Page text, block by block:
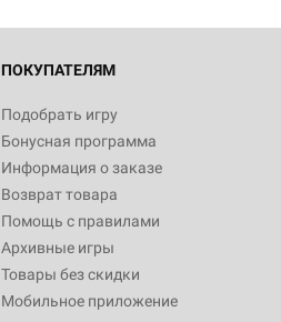
ПОКУПАТЕЛЯМ
Подобрать игру
Бонусная программа
Информация о заказе
Возврат товара
Помощь с правилами
Архивные игры
Товары без скидки
Мобильное приложение